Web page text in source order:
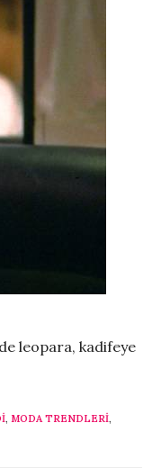
leopara, kadifeye
, MODA TRENDLERI,